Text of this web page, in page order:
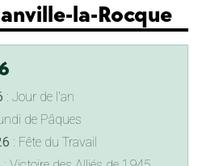
la-Rocque
: Jour de l'an
de Pâques
: Fête du Travail